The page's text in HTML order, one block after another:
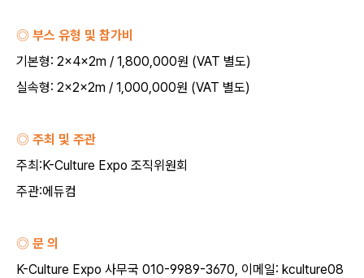
◎ 부스 유형 및 참가비
기본형: 2×4×2m / 1,800,000원 (VAT 별도)
실속형: 2×2×2m / 1,000,000원 (VAT 별도)
◎ 주최 및 주관
주최 :K-Culture Expo 조직위원회
주관:에듀컴
◎ 문 의
K-Culture Expo 사무국 010-9989-3670, 이메일: kculture08